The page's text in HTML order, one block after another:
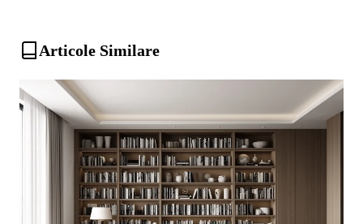
Articole Similare